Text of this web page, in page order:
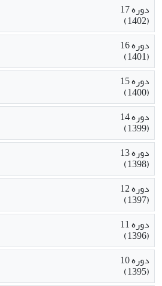
دوره 17
(1402)
دوره 16
(1401)
دوره 15
(1400)
دوره 14
(1399)
دوره 13
(1398)
دوره 12
(1397)
دوره 11
(1396)
دوره 10
(1395)